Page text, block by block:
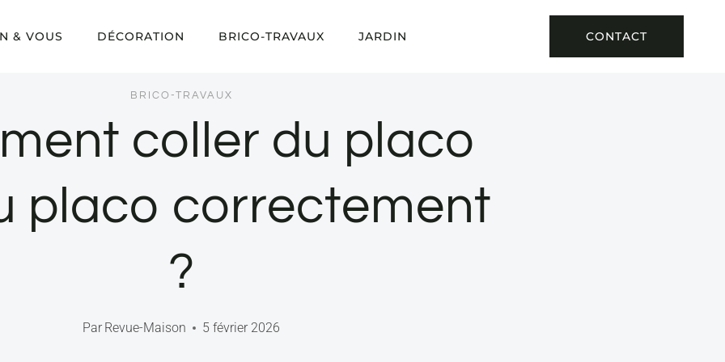
& VOUS DÉCORATION BRICO-TRAVAUX JARDIN CONTACT
BRICO-TRAVAUX
coller du placo
placo correctement
?
Par Revue-Maison 5 février 2026